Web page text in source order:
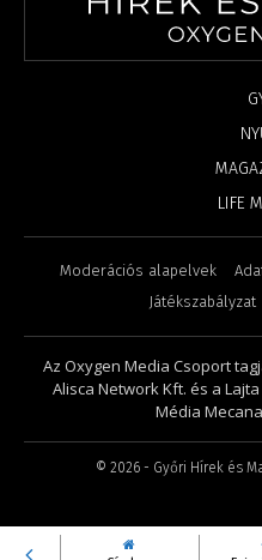
LIFE
Moderációs alapelvek
Játékszabályzat
Az Oxygen Media Csoport
Alisca Network Kft. és a
Média
© 2026 - Győri Hírek és